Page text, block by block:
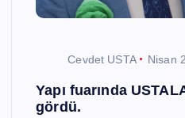
Cevdet USTA Nisan
Yapı fuarında
gördü.